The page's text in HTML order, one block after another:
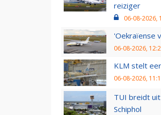
reiziger
06-08-2026,
'Oekraïense
06-08-2026,
KLM stelt
06-08-2026,
TUI breidt
Schiphol